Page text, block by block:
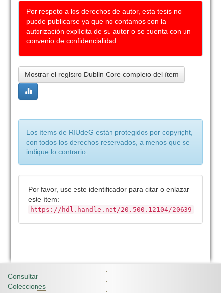
Por respeto a los derechos de autor, esta tesis no
puede publicarse ya que no contamos con la
autorización explícita de su autor o se cuenta con un
convenio de confidencialidad
Mostrar el registro Dublin Core completo del ítem
Los ítems de RIUdeG están protegidos por copyright,
con todos los derechos reservados, a menos que se
indique lo contrario.
Por favor, use este identificador para citar o enlazar
este ítem:
https://hdl.handle.net/20.500.12104/20639
Consultar
Colecciones